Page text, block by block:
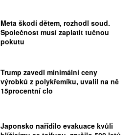
Meta škodí dětem, rozhodl soud.
Společnost musí zaplatit tučnou
pokutu
Trump zavedl minimální ceny
výrobků z polykřemíku, uvalil na ně
15procentní clo
Japonsko nařídilo evakuace kvůli